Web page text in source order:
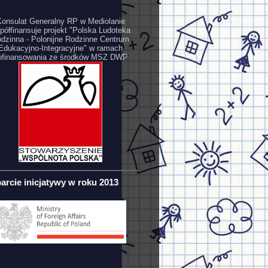
Generalny RP w Mediolanie
projekt "Polska Ludoteka
- Polonijne Rodzinne Centrum
Integracyjne" w ramach
ze środków MSZ DWP
inicjatywy w roku 2013